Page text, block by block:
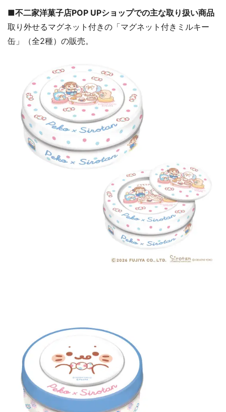
■不二家洋菓子店POP UPショップでの主な取り扱い商品
取り外せるマグネット付きの「マグネット付きミルキー
缶」（全2種）の販売。